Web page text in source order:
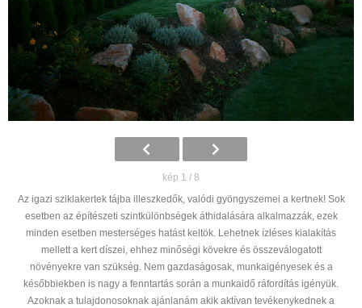
kép 1 / 8
Az igazi sziklakertek tájba illeszkedők, valódi gyöngyszemei a kertnek! Sok
esetben az építészeti szintkülönbségek áthidalására alkalmazzák, ezek
minden esetben mesterséges hatást keltök. Lehetnek ízléses kialakítás
mellett a kert díszei, ehhez minőségi kövekre és összeválogatott
növényekre van szükség. Nem gazdaságosak, munkaigényesek és a
későbbiekben is nagy a fenntartás során a munkaidő ráfordítás igényük.
Azoknak a tulajdonosoknak ajánlanám akik aktívan tevékenykednek a